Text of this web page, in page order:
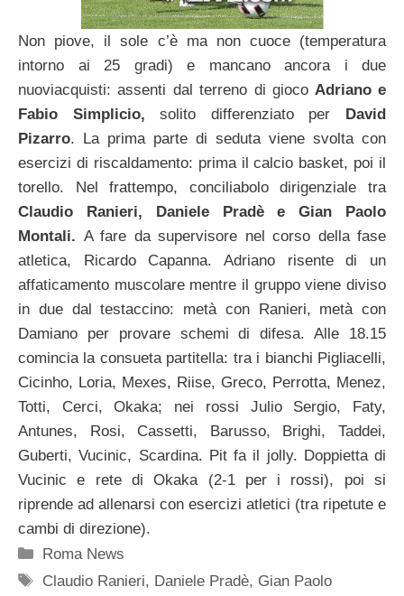
Non piove, il sole c’è ma non cuoce (temperatura
intorno ai 25 gradi) e mancano ancora i due
nuoviacquisti: assenti dal terreno di gioco Adriano e
Fabio Simplicio, solito differenziato per David
Pizarro. La prima parte di seduta viene svolta con
esercizi di riscaldamento: prima il calcio basket, poi il
torello. Nel frattempo, conciliabolo dirigenziale tra
Claudio Ranieri, Daniele Pradè e Gian Paolo
Montali. A fare da supervisore nel corso della fase
atletica, Ricardo Capanna. Adriano risente di un
affaticamento muscolare mentre il gruppo viene diviso
in due dal testaccino: metà con Ranieri, metà con
Damiano per provare schemi di difesa. Alle 18.15
comincia la consueta partitella: tra i bianchi Pigliacelli,
Cicinho, Loria, Mexes, Riise, Greco, Perrotta, Menez,
Totti, Cerci, Okaka; nei rossi Julio Sergio, Faty,
Antunes, Rosi, Cassetti, Barusso, Brighi, Taddei,
Guberti, Vucinic, Scardina. Pit fa il jolly. Doppietta di
Vucinic e rete di Okaka (2-1 per i rossi), poi si
riprende ad allenarsi con esercizi atletici (tra ripetute e
cambi di direzione).
Categorie
Roma News
Tag
Claudio Ranieri, Daniele Pradè, Gian Paolo